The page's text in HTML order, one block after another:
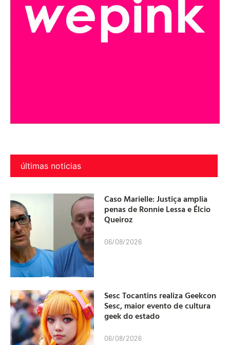
últimas noticias
Caso Marielle: Justiça amplia
penas de Ronnie Lessa e Élcio
Queiroz
06/08/2026
Sesc Tocantins realiza Geekcon
Sesc, maior evento de cultura
geek do estado
06/08/2026